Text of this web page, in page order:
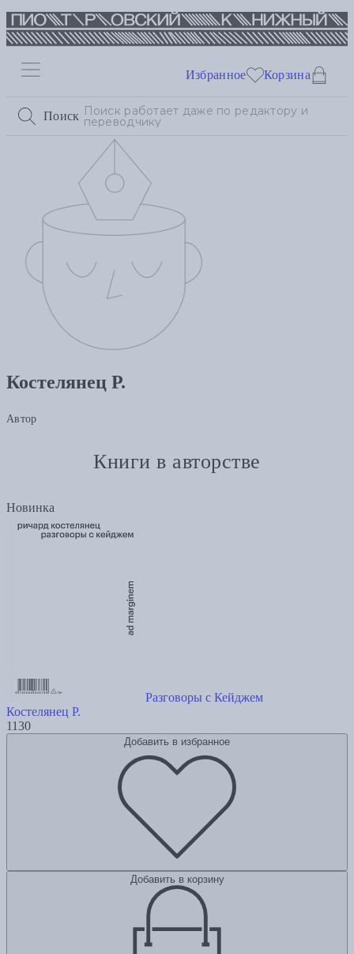
Поиск
Избранное Корзина
Костелянец Р.
Автор
Книги в авторстве
Новинка
Разговоры с Кейджем
Костелянец Р.
1130
Добавить в избранное
Добавить в корзину